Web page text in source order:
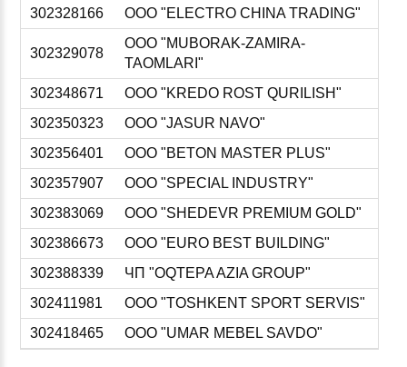
302328166
ООО "ELECTRO CHINA TRADING"
302329078
ООО "MUBORAK-ZAMIRA-
TAOMLARI"
302348671
ООО "KREDO ROST QURILISH"
302350323
ООО "JASUR NAVO"
302356401
ООО "BETON MASTER PLUS"
302357907
ООО "SPECIAL INDUSTRY"
302383069
ООО "SHEDEVR PREMIUM GOLD"
302386673
ООО "EURO BEST BUILDING"
302388339
ЧП "OQTEPA AZIA GROUP"
302411981
ООО "TOSHKENT SPORT SERVIS"
302418465
ООО "UMAR MEBEL SAVDO"